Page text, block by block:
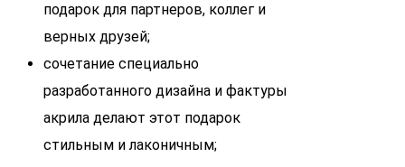
подарок для партнеров, коллег и
верных друзей;
cочетание специально
разработанного дизайна и фактуры
акрила делают этот подарок
стильным и лаконичным;